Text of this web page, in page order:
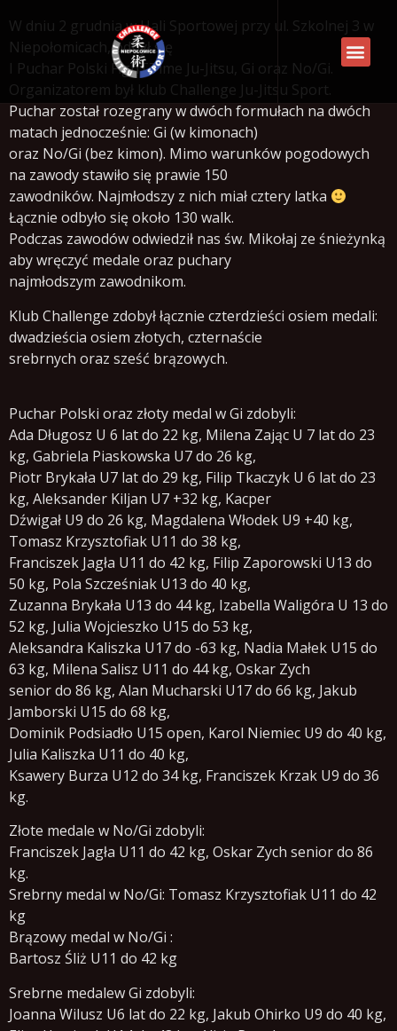
W dniu 2 grudnia w Hali Sportowej przy ul. Szkolnej 3 w
Niepołomicach, odbył się
I Puchar Polski FighTTime Ju-Jitsu, Gi oraz No/Gi.
Organizatorem był klub Challenge Ju-Jitsu Sport.
Puchar został rozegrany w dwóch formułach na dwóch
matach jednocześnie: Gi (w kimonach)
oraz No/Gi (bez kimon). Mimo warunków pogodowych
na zawody stawiło się prawie 150
zawodników. Najmłodszy z nich miał cztery latka
Łącznie odbyło się około 130 walk.
Podczas zawodów odwiedził nas św. Mikołaj ze śnieżynką
aby wręczyć medale oraz puchary
najmłodszym zawodnikom.
Klub Challenge zdobył łącznie czterdzieści osiem medali:
dwadzieścia osiem złotych, czternaście
srebrnych oraz sześć brązowych.
Puchar Polski oraz złoty medal w Gi zdobyli:
Ada Długosz U 6 lat do 22 kg, Milena Zając U 7 lat do 23
kg, Gabriela Piaskowska U7 do 26 kg,
Piotr Brykała U7 lat do 29 kg, Filip Tkaczyk U 6 lat do 23
kg, Aleksander Kiljan U7 +32 kg, Kacper
Dźwigał U9 do 26 kg, Magdalena Włodek U9 +40 kg,
Tomasz Krzysztofiak U11 do 38 kg,
Franciszek Jagła U11 do 42 kg, Filip Zaporowski U13 do
50 kg, Pola Szcześniak U13 do 40 kg,
Zuzanna Brykała U13 do 44 kg, Izabella Waligóra U 13 do
52 kg, Julia Wojcieszko U15 do 53 kg,
Aleksandra Kaliszka U17 do -63 kg, Nadia Małek U15 do
63 kg, Milena Salisz U11 do 44 kg, Oskar Zych
senior do 86 kg, Alan Mucharski U17 do 66 kg, Jakub
Jamborski U15 do 68 kg,
Dominik Podsiadło U15 open, Karol Niemiec U9 do 40 kg,
Julia Kaliszka U11 do 40 kg,
Ksawery Burza U12 do 34 kg, Franciszek Krzak U9 do 36
kg.
Złote medale w No/Gi zdobyli:
Franciszek Jagła U11 do 42 kg, Oskar Zych senior do 86
kg.
Srebrny medal w No/Gi: Tomasz Krzysztofiak U11 do 42
kg
Brązowy medal w No/Gi :
Bartosz Śliż U11 do 42 kg
Srebrne medalew Gi zdobyli:
Joanna Wilusz U6 lat do 22 kg, Jakub Ohirko U9 do 40 kg,